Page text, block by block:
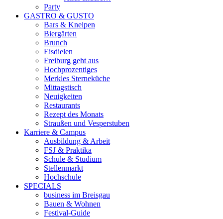
Party
GASTRO & GUSTO
Bars & Kneipen
Biergärten
Brunch
Eisdielen
Freiburg geht aus
Hochprozentiges
Merkles Sterneküche
Mittagstisch
Neuigkeiten
Restaurants
Rezept des Monats
Straußen und Vesperstuben
Karriere & Campus
Ausbildung & Arbeit
FSJ & Praktika
Schule & Studium
Stellenmarkt
Hochschule
SPECIALS
business im Breisgau
Bauen & Wohnen
Festival-Guide